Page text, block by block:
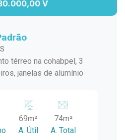
V
térreo na cohabpel, 3
69m²
A. Útil
74m²
A. Total